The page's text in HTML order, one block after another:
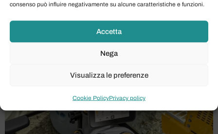
consenso può influire negativamente su alcune caratteristiche e funzioni.
Accetta
Nega
Visualizza le preferenze
Cookie PolicyPrivacy policy